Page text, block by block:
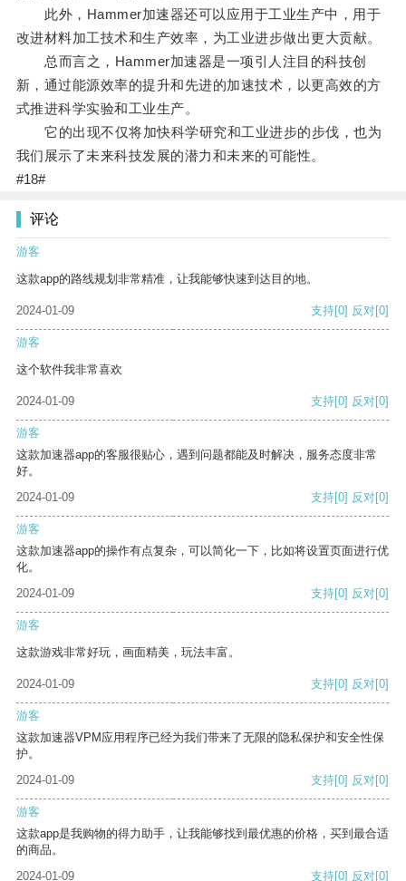
此外，Hammer加速器还可以应用于工业生产中，用于
改进材料加工技术和生产效率，为工业进步做出更大贡献。
总而言之，Hammer加速器是一项引人注目的科技创
新，通过能源效率的提升和先进的加速技术，以更高效的方
式推进科学实验和工业生产。
它的出现不仅将加快科学研究和工业进步的步伐，也为
我们展示了未来科技发展的潜力和未来的可能性。
#18#
评论
游客
这款app的路线规划非常精准，让我能够快速到达目的地。
2024-01-09 支持[0] 反对[0]
游客
这个软件我非常喜欢
2024-01-09 支持[0] 反对[0]
游客
这款加速器app的客服很贴心，遇到问题都能及时解决，服务态度非常
好。
2024-01-09
支持[0] 反对[0]
游客
这款加速器app的操作有点复杂，可以简化一下，比如将设置页面进行优
化。
2024-01-09
支持[0] 反对[0]
游客
这款游戏非常好玩，画面精美，玩法丰富。
2024-01-09 支持[0] 反对[0]
游客
这款加速器VPM应用程序已经为我们带来了无限的隐私保护和安全性保
护。
2024-01-09
支持[0] 反对[0]
游客
这款app是我购物的得力助手，让我能够找到最优惠的价格，买到最合适
的商品。
2024-01-09
支持[0] 反对[0]